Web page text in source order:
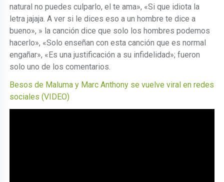
natural no puedes culparlo, el te ama», «Si que idiota la
letra jajaja. A ver si le dices eso a un hombre te dice a
bueno», » la canción dice que solo los hombres podemos
hacerlo», «Solo enseñan con esta canción que es normal
engañar», «Es una justificación a su infidelidad»; fueron
solo uno de los comentarios.
Besos de Maluma y Marc Anthony se vuelve viral en redes
sociales (VIDEO)